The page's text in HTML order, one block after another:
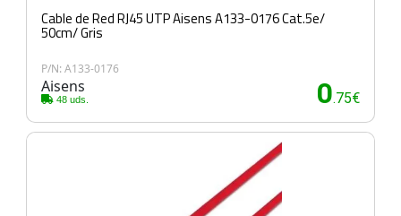
Cable de Red RJ45 UTP Aisens A133-0176 Cat.5e/
50cm/ Gris
P/N: A133-0176
Aisens
48 uds. 0.75€